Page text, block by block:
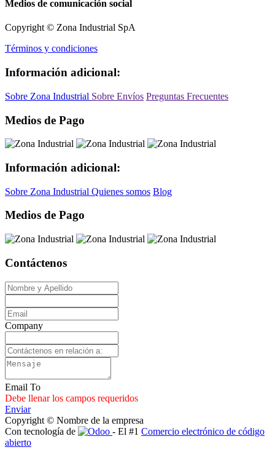
Medios de comunicación social
Copyright © Zona Industrial SpA
Términos y condiciones
Información adicional:
Sobre Zona Industrial Sobre Envíos Preguntas Frecuentes
Medios de Pago
Información adicional:
Sobre Zona Industrial Quienes somos Blog
Medios de Pago
Contáctenos
Company
Email To
Debe llenar los campos requeridos
Enviar
Copyright © Nombre de la empresa
Con tecnología de
- El #1 Comercio electrónico de código
abierto